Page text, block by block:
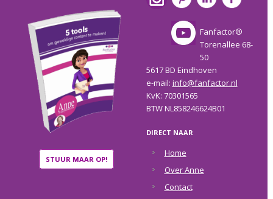
STUUR MAAR OP!
Fanfactor®
Torenallee 68-
50
5617 BD Eindhoven
e-mail: info@fanfactor.nl
KvK: 70301565
BTW NL858246624B01
DIRECT NAAR
Home
Over Anne
Contact